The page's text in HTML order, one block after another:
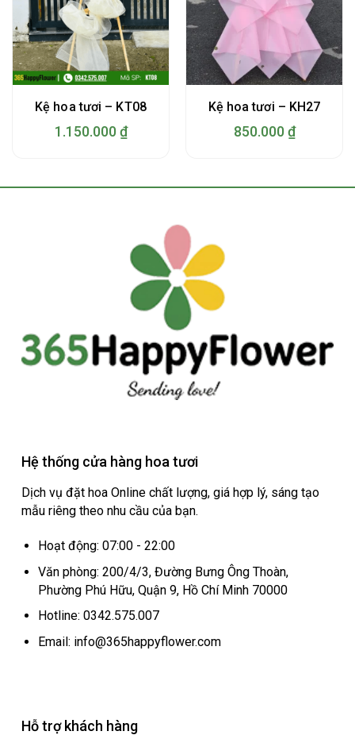
Kệ hoa tươi – KT08
1.150.000 ₫
Kệ hoa tươi – KH27
850.000 ₫
Hệ thống cửa hàng hoa tươi
Dịch vụ đặt hoa Online chất lượng, giá hợp lý, sáng tạo
mẫu riêng theo nhu cầu của bạn.
Hoạt động: 07:00 - 22:00
Văn phòng: 200/4/3, Đường Bưng Ông Thoàn,
Phường Phú Hữu, Quận 9, Hồ Chí Minh 70000
Hotline: 0342.575.007
Email: info@365happyflower.com
Hỗ trợ khách hàng